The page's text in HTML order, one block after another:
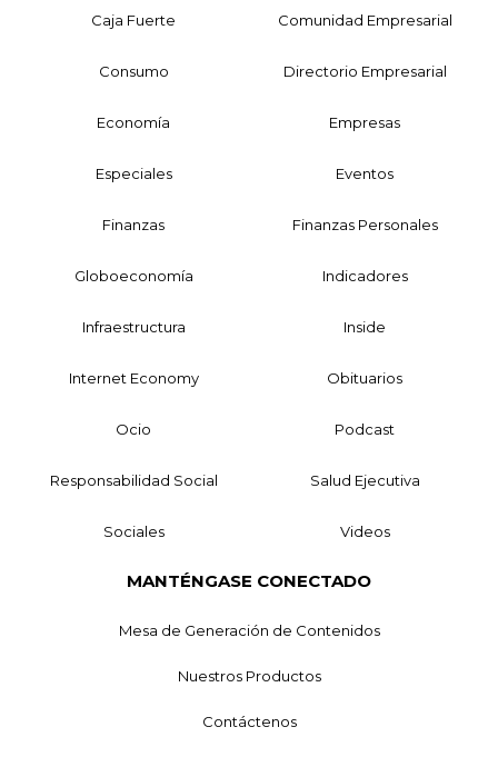
Caja Fuerte Comunidad Empresarial
Consumo Directorio Empresarial
Economía Empresas
Especiales Eventos
Finanzas Finanzas Personales
Globoeconomía Indicadores
Infraestructura Inside
Internet Economy Obituarios
Ocio Podcast
Responsabilidad Social Salud Ejecutiva
Sociales Videos
MANTÉNGASE CONECTADO
Mesa de Generación de Contenidos
Nuestros Productos
Contáctenos